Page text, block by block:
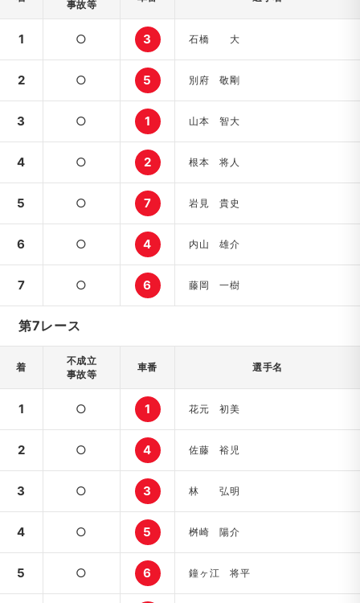
事故等
1 ○ 3 石橋 大
2 ○ 5 別府 敬剛
3 ○ 1 山本 智大
4 ○ 2 根本 将人
5 ○ 7 岩見 貴史
6 ○ 4 内山 雄介
7 ○ 6 藤岡 一樹
第7レース
着
不成立
事故等
車番 選手名
1 ○ 1 花元 初美
2 ○ 4 佐藤 裕児
3 ○ 3 林 弘明
4 ○ 5 桝崎 陽介
5 ○ 6 鐘ヶ江 将平